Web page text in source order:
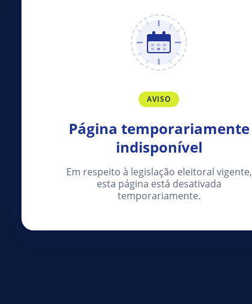
AVISO
Página temporariamente
indisponível
Em respeito à legislação eleitoral vigente,
esta página está desativada
temporariamente.